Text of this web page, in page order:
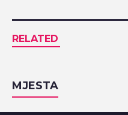
RELATED
MJESTA